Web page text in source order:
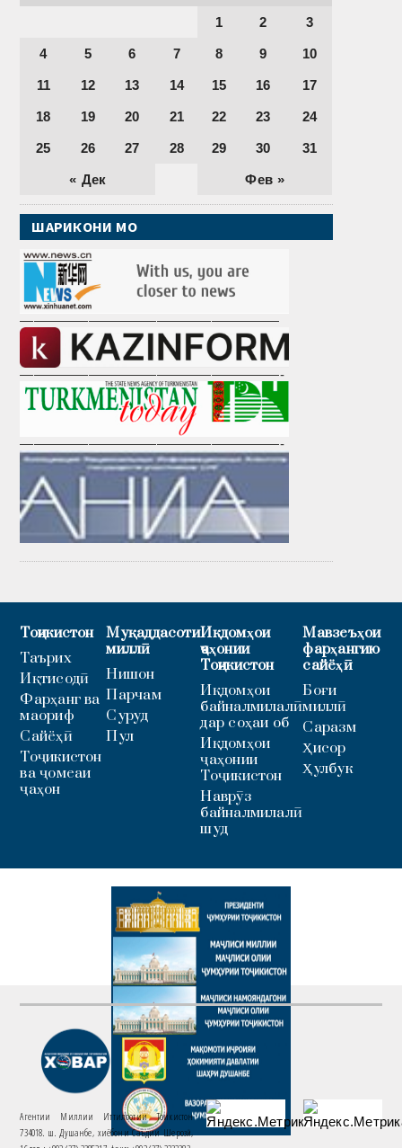
« Дек Фев »
1 2 3
4 5 6 7 8 9 10
11 12 13 14 15 16 17
18 19 20 21 22 23 24
25 26 27 28 29 30 31
ШАРИКОНИ МО
———————————————————
———————————————————-
———————————————————-
Тоҷикистон
Таърих
Иқтисодӣ
Фарҳанг ва
маориф
Сайёҳӣ
Тоҷикистон
ва ҷомеаи
ҷаҳон
Муқаддасоти
миллӣ
Нишон
Парчам
Суруд
Пул
Иқдомҳои
ҷаҳонии
Тоҷикистон
Иқдомҳои
байналмилалӣ
дар соҳаи об
Иқдомҳои
ҷаҳонии
Тоҷикистон
Наврӯз
байналмилалӣ
шуд
Мавзеъҳои
фарҳангию
сайёҳӣ
Боғи
миллӣ
Саразм
Ҳисор
Ҳулбук
Агентии Миллии Иттилоотии Тоҷикистон
734018. ш. Душанбе, хиёбони Саъдии Шерозӣ,